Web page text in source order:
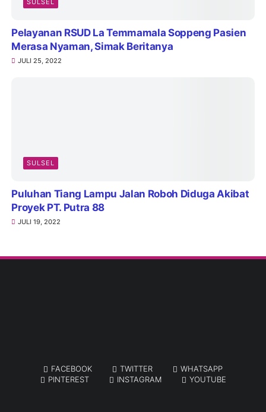
SULSEL
Pelayanan RSUD La Temmamala Soppeng Pasien
Merasa Nyaman, Simak Beritanya
JULI 25, 2022
SULSEL
Puluhan Tiang Lampu Jalan Roboh Diduga Akibat
Proyek PT. Putra 88
JULI 19, 2022
FACEBOOK TWITTER
WHATSAPP
PINTEREST
INSTAGRAM YOUTUBE